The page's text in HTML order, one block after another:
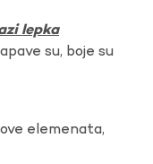
lepka
su, boje su
elemenata,